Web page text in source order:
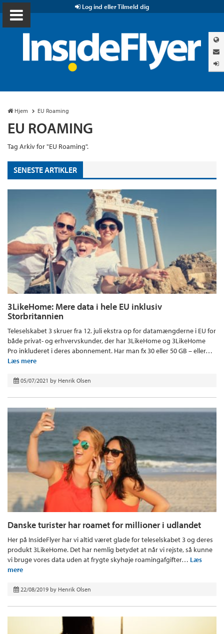
Log ind eller Tilmeld dig
Hjem EU Roaming
EU ROAMING
Tag Arkiv for "EU Roaming".
SENESTE ARTIKLER
3LikeHome: Mere data i hele EU inklusiv
Storbritannien
Teleselskabet 3 skruer fra 12. juli ekstra op for datamængderne i EU for
både privat- og erhvervskunder, der har 3LikeHome og 3LikeHome
Pro inkluderet i deres abonnement. Har man fx 30 eller 50 GB – eller…
Læs mere
05/07/2021 by Henrik Olsen
Danske turister har roamet for millioner i udlandet
Her på InsideFlyer har vi altid været glade for teleselskabet 3 og deres
produkt 3LikeHome. Det har nemlig betydet at når vi rejste, så kunne
vi bruge vores data uden at frygte skyhøje roamingafgifter… Læs
mere
22/08/2019 by Henrik Olsen